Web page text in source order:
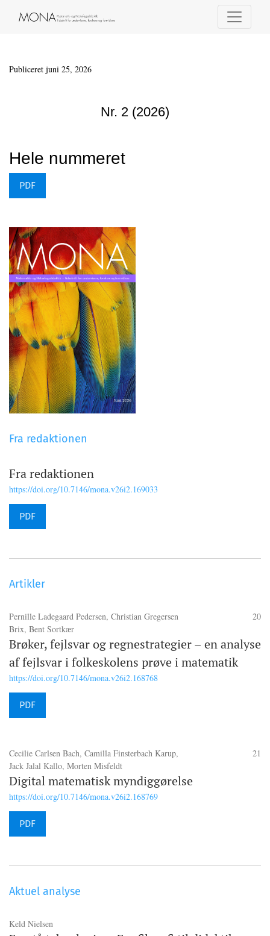
Publiceret juni 25, 2026
Nr. 2 (2026)
Hele nummeret
PDF
Fra redaktionen
Fra redaktionen
https://doi.org/10.7146/mona.v26i2.169033
PDF
Artikler
Pernille Ladegaard Pedersen, Christian Gregersen
Brix, Bent Sortkær
20
Brøker, fejlsvar og regnestrategier – en analyse
af fejlsvar i folkeskolens prøve i matematik
https://doi.org/10.7146/mona.v26i2.168768
PDF
Cecilie Carlsen Bach, Camilla Finsterbach Karup,
Jack Jalal Kallo, Morten Misfeldt
21
Digital matematisk myndiggørelse
https://doi.org/10.7146/mona.v26i2.168769
PDF
Aktuel analyse
Keld Nielsen